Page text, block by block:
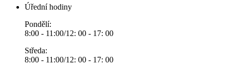
Úřední hodiny
Pondělí:
8:00 - 11:00/12: 00 - 17: 00
Středa:
8:00 - 11:00/12: 00 - 17: 00